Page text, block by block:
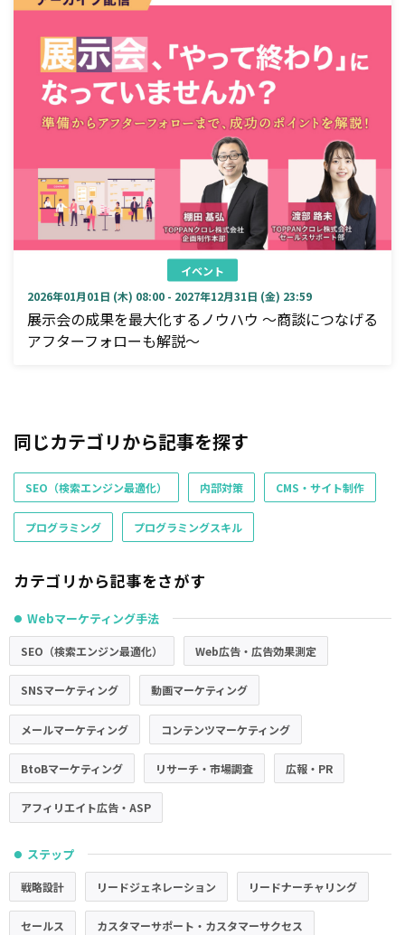
イベント
2026年01月01日 (木) 08:00 - 2027年12月31日 (金) 23:59
展示会の成果を最大化するノウハウ ～商談につなげる
アフターフォローも解説～
同じカテゴリから記事を探す
SEO（検索エンジン最適化） 内部対策 CMS・サイト制作
プログラミング プログラミングスキル
カテゴリから記事をさがす
● Webマーケティング手法
SEO（検索エンジン最適化） Web広告・広告効果測定
SNSマーケティング 動画マーケティング
メールマーケティング コンテンツマーケティング
BtoBマーケティング リサーチ・市場調査 広報・PR
アフィリエイト広告・ASP
● ステップ
戦略設計 リードジェネレーション リードナーチャリング
セールス カスタマーサポート・カスタマーサクセス